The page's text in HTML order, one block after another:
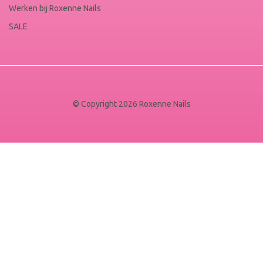
Werken bij Roxenne Nails
SALE
© Copyright 2026 Roxenne Nails